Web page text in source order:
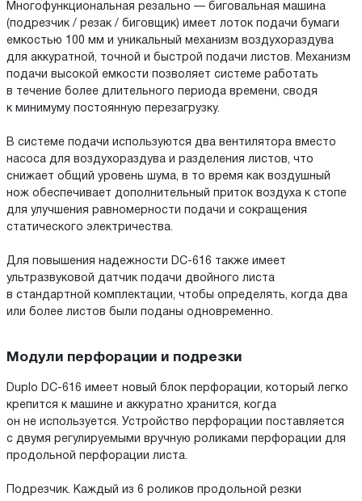
Многофункциональная резально — биговальная машина
(подрезчик / резак / биговщик) имеет лоток подачи бумаги
емкостью 100 мм и уникальный механизм воздухораздува
для аккуратной, точной и быстрой подачи листов. Механизм
подачи высокой емкости позволяет системе работать
в течение более длительного периода времени, сводя
к минимуму постоянную перезагрузку.
В системе подачи используются два вентилятора вместо
насоса для воздухораздува и разделения листов, что
снижает общий уровень шума, в то время как воздушный
нож обеспечивает дополнительный приток воздуха к стопе
для улучшения равномерности подачи и сокращения
статического электричества.
Для повышения надежности DC-616 также имеет
ультразвуковой датчик подачи двойного листа
в стандартной комплектации, чтобы определять, когда два
или более листов были поданы одновременно.
Модули перфорации и подрезки
Duplo DC-616 имеет новый блок перфорации, который легко
крепится к машине и аккуратно хранится, когда
он не используется. Устройство перфорации поставляется
с двумя регулируемыми вручную роликами перфорации для
продольной перфорации листа.
Подрезчик. Каждый из 6 роликов продольной резки